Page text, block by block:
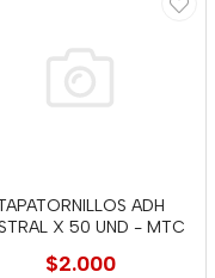
ADH
X 50 UND - MTC
$2.000